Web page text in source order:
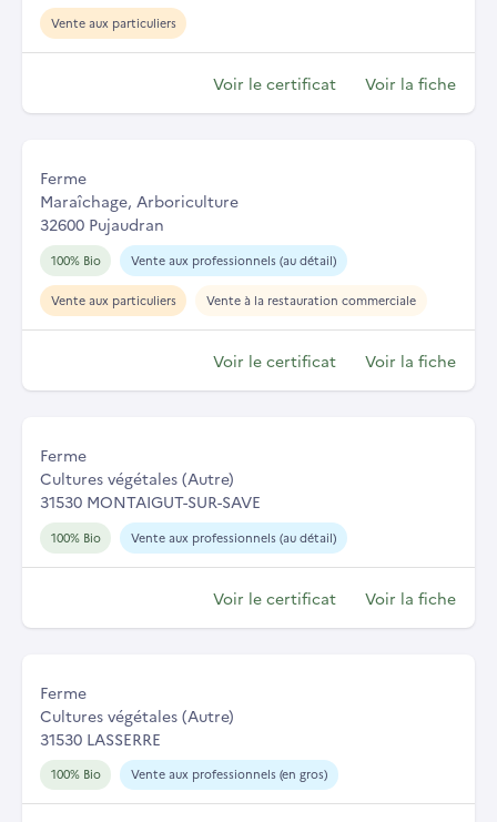
Vente aux particuliers
Voir le certificat Voir la fiche
Ferme
Maraîchage, Arboriculture
32600 Pujaudran
100% Bio Vente aux professionnels (au détail)
Vente aux particuliers Vente à la restauration commerciale
Voir le certificat Voir la fiche
Ferme
Cultures végétales (Autre)
31530 MONTAIGUT-SUR-SAVE
100% Bio Vente aux professionnels (au détail)
Voir le certificat Voir la fiche
Ferme
Cultures végétales (Autre)
31530 LASSERRE
100% Bio Vente aux professionnels (en gros)